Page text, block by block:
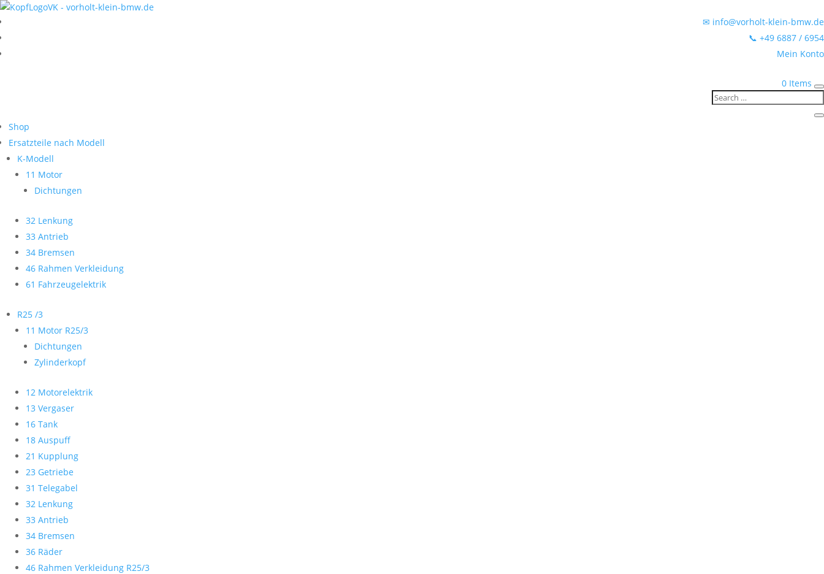
✉ info@vorholt-klein-bmw.de
📞 +49 6887 / 6954
Mein Konto
0 Items
Shop
Ersatzteile nach Modell
K-Modell
11 Motor
Dichtungen
32 Lenkung
33 Antrieb
34 Bremsen
46 Rahmen Verkleidung
61 Fahrzeugelektrik
R25 /3
11 Motor R25/3
Dichtungen
Zylinderkopf
12 Motorelektrik
13 Vergaser
16 Tank
18 Auspuff
21 Kupplung
23 Getriebe
31 Telegabel
32 Lenkung
33 Antrieb
34 Bremsen
36 Räder
46 Rahmen Verkleidung R25/3